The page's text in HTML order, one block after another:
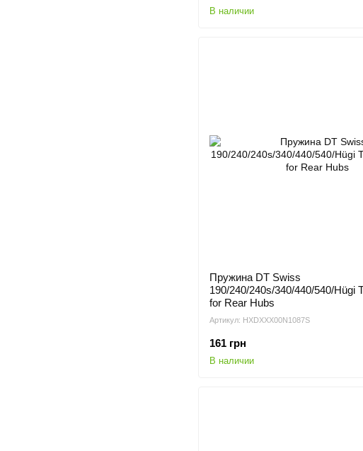
В наличии
Артикул: HXDXXX00N1087S
Пружина DT Swiss
190/240/240s/340/440/540/Hügi
for Rear Hubs
161 грн
В наличии